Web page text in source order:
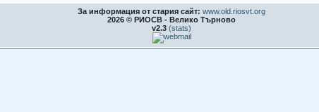
За информация от стария сайт: www.old.riosvt.org
2026 © РИОСВ - Велико Търново
v2.3 (stats)